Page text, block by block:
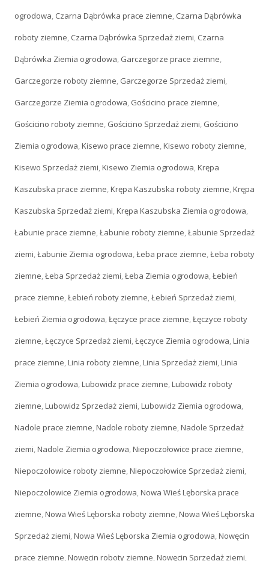
ogrodowa, Czarna Dąbrówka prace ziemne, Czarna Dąbrówka
roboty ziemne, Czarna Dąbrówka Sprzedaż ziemi, Czarna
Dąbrówka Ziemia ogrodowa, Garczegorze prace ziemne,
Garczegorze roboty ziemne, Garczegorze Sprzedaż ziemi,
Garczegorze Ziemia ogrodowa, Gościcino prace ziemne,
Gościcino roboty ziemne, Gościcino Sprzedaż ziemi, Gościcino
Ziemia ogrodowa,Kisewo prace ziemne,Kisewo roboty ziemne,
Kisewo Sprzedaż ziemi,Kisewo Ziemia ogrodowa,Krępa
Kaszubska prace ziemne,Krępa Kaszubska roboty ziemne,Krępa
Kaszubska Sprzedaż ziemi,Krępa Kaszubska Ziemia ogrodowa,
Łabunie prace ziemne,Łabunie roboty ziemne,Łabunie Sprzedaż
ziemi,Łabunie Ziemia ogrodowa,Łeba prace ziemne,Łeba roboty
ziemne,Łeba Sprzedaż ziemi,Łeba Ziemia ogrodowa,Łebień
prace ziemne,Łebień roboty ziemne,Łebień Sprzedaż ziemi,
Łebień Ziemia ogrodowa,Łęczyce prace ziemne,Łęczyce roboty
ziemne,Łęczyce Sprzedaż ziemi,Łęczyce Ziemia ogrodowa,Linia
prace ziemne,Linia roboty ziemne,Linia Sprzedaż ziemi,Linia
Ziemia ogrodowa,Lubowidz prace ziemne,Lubowidz roboty
ziemne,Lubowidz Sprzedaż ziemi,Lubowidz Ziemia ogrodowa,
Nadole prace ziemne,Nadole roboty ziemne,Nadole Sprzedaż
ziemi,Nadole Ziemia ogrodowa,Niepoczołowice prace ziemne,
Niepoczołowice roboty ziemne,Niepoczołowice Sprzedaż ziemi,
Niepoczołowice Ziemia ogrodowa,Nowa Wieś Lęborska prace
ziemne,Nowa Wieś Lęborska roboty ziemne,Nowa Wieś Lęborska
Sprzedaż ziemi,Nowa Wieś Lęborska Ziemia ogrodowa,Nowęcin
prace ziemne,Nowęcin roboty ziemne,Nowęcin Sprzedaż ziemi,